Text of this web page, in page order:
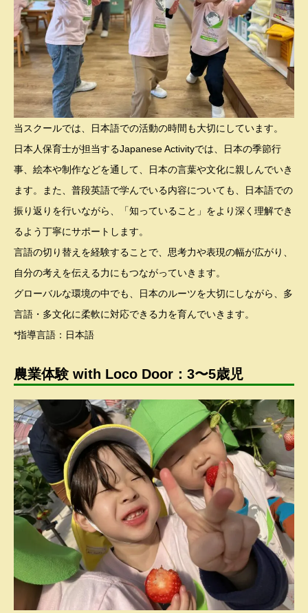
当スクールでは、日本語での活動の時間も大切にしています。
日本人保育士が担当するJapanese Activityでは、日本の季節行
事、絵本や制作などを通して、日本の言葉や文化に親しんでいき
ます。また、普段英語で学んでいる内容についても、日本語での
振り返りを行いながら、「知っていること」をより深く理解でき
るよう丁寧にサポートします。
言語の切り替えを経験することで、思考力や表現の幅が広がり、
自分の考えを伝える力にもつながっていきます。
グローバルな環境の中でも、日本のルーツを大切にしながら、多
言語・多文化に柔軟に対応できる力を育んでいきます。
*指導言語：日本語
農業体験 with Loco Door：3〜5歳児